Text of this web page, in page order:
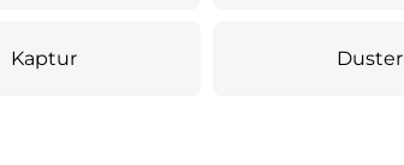
Kaptur Duster